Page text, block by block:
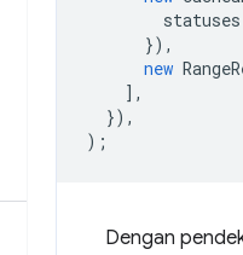
statuses
}),
new
],
}),
);
Dengan